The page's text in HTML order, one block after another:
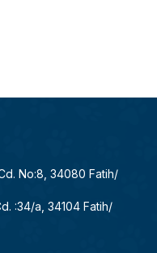
No:8, 34080 Fatih/
:34/a, 34104 Fatih/